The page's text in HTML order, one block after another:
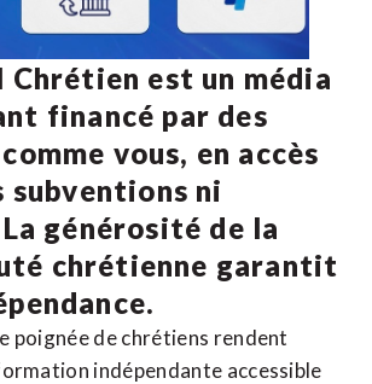
Chrétien est un média
financé par des
vous, en accès
subventions ni
générosité de la
chrétienne garantit
poignée de chrétiens rendent
indépendante accessible